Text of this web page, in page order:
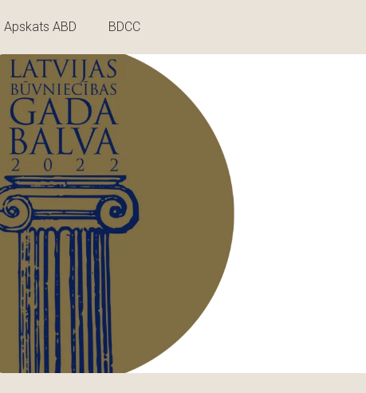
Apskats ABD BDCC